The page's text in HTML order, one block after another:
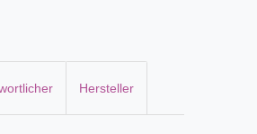
Hersteller